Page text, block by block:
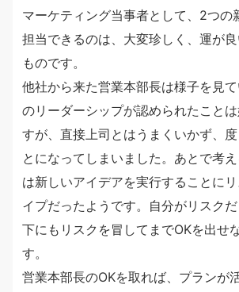
マーケティング当事者として、2つの
担当できるのは、大変珍しく、運が
ものです。
他社から来た営業本部長は様子を見
のリーダーシップが認められたこと
すが、直接上司とはうまくいかず、
とになってしまいました。あとで考
は新しいアイデアを実行することに
イプだったようです。自分がリスク
下にもリスクを冒してまでOKを出せ
す。
営業本部長のOKを取れば、プランが